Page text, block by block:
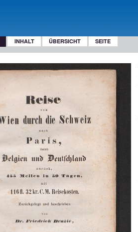
INHALT ÜBERSICHT SEITE